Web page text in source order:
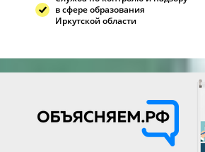
в сфере образования
Иркутской области